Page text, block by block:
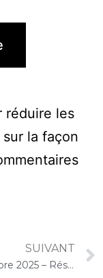
réduire les
la façon
SUIVANT
18 décembre 2025 – Résidence Autonomie Méliès (Orly) : Concert « Choco-Cello Solo »